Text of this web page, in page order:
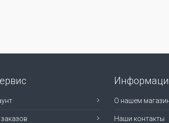
О нашем
Наши контакты